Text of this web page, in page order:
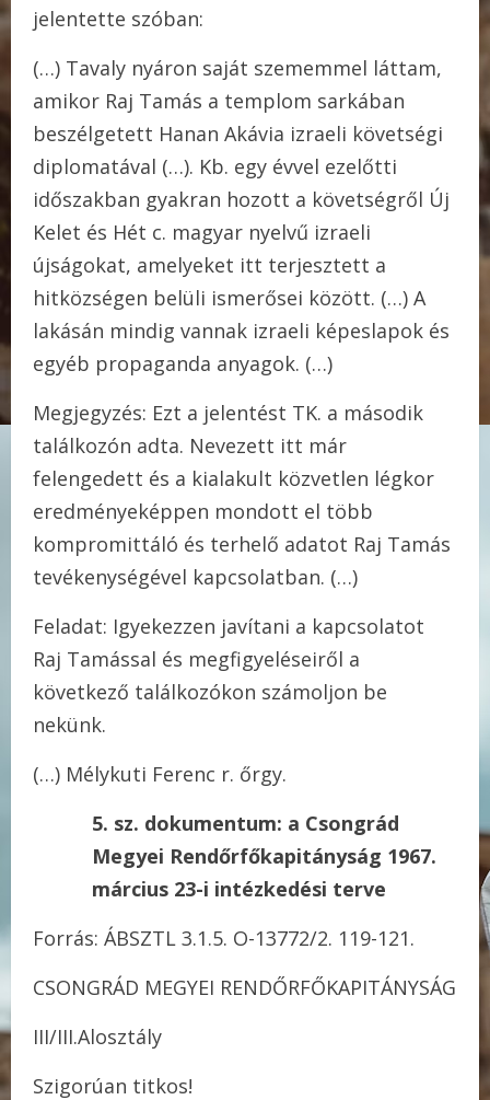
jelentette szóban:
(…) Tavaly nyáron saját szememmel láttam,
amikor Raj Tamás a templom sarkában
beszélgetett Hanan Akávia izraeli követségi
diplomatával (…). Kb. egy évvel ezelőtti
időszakban gyakran hozott a követségről Új
Kelet és Hét c. magyar nyelvű izraeli
újságokat, amelyeket itt terjesztett a
hitközségen belüli ismerősei között. (…) A
lakásán mindig vannak izraeli képeslapok és
egyéb propaganda anyagok. (…)
Megjegyzés: Ezt a jelentést TK. a második
találkozón adta. Nevezett itt már
felengedett és a kialakult közvetlen légkor
eredményeképpen mondott el több
kompromittáló és terhelő adatot Raj Tamás
tevékenységével kapcsolatban. (…)
Feladat: Igyekezzen javítani a kapcsolatot
Raj Tamással és megfigyeléseiről a
következő találkozókon számoljon be
nekünk.
(…) Mélykuti Ferenc r. őrgy.
5. sz. dokumentum: a Csongrád
Megyei Rendőrfőkapitányság 1967.
március 23-i intézkedési terve
Forrás: ÁBSZTL 3.1.5. O-13772/2. 119-121.
CSONGRÁD MEGYEI RENDŐRFŐKAPITÁNYSÁG
III/III.Alosztály
Szigorúan titkos!